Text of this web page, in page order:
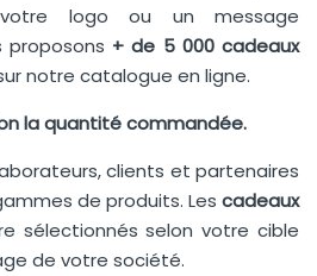
logo ou un message
proposons + de 5 000 cadeaux
notre catalogue en ligne.
la quantité commandée.
clients et partenaires
de produits. Les cadeaux
sélectionnés selon votre cible
de votre société.